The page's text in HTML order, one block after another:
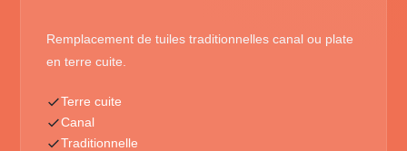
Remplacement de tuiles traditionnelles canal ou plate
en terre cuite.
Terre cuite
Canal
Traditionnelle